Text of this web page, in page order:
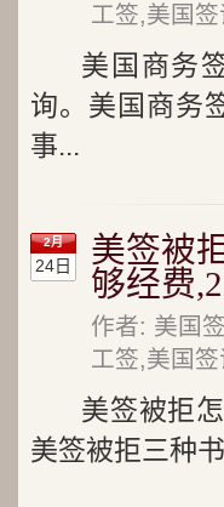
工签,美国
美国商务
询。美国商务
事...
2月
24日
美签被
够经费
作者: 美国
工签,美国
美签被拒
美签被拒三种